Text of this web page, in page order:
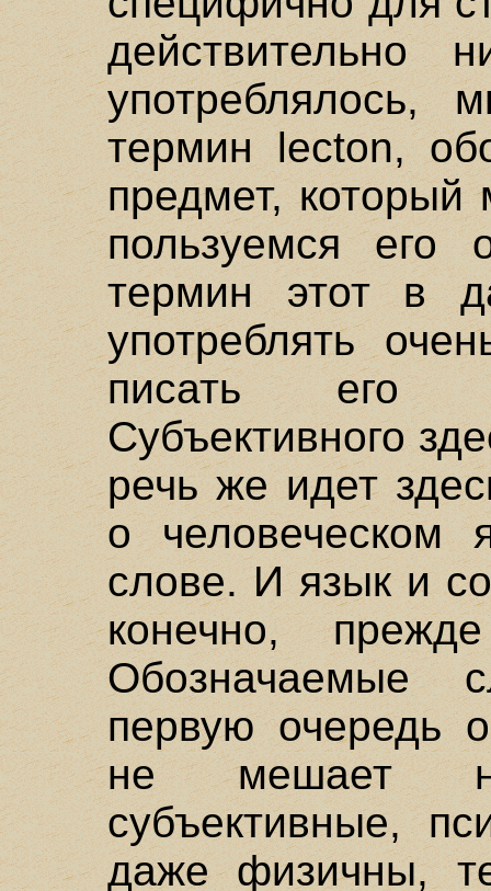
употреблялось,
термин lecton,
предмет,
пользуемся его
термин этот в
употреблять
писать его
Субъективного
речь же идет
о человеческом
слове. И язык и
конечно,
Обозначаемые
первую очередь
не мешает
субъективные,
даже физичны,